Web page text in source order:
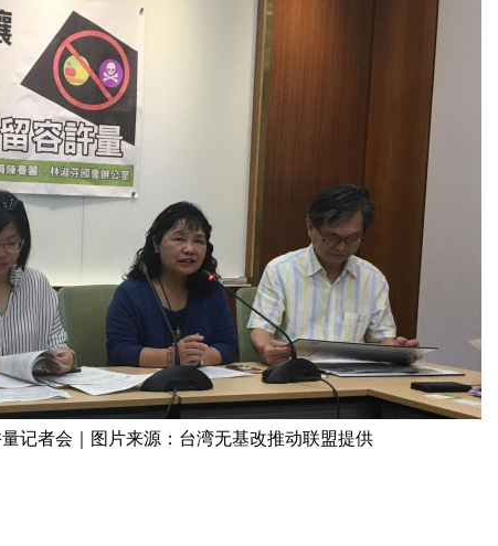
记者会｜图片来源：台湾无基改推动联盟提供